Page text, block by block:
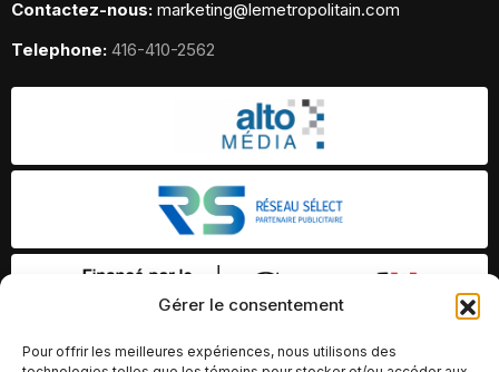
Gérer le consentement
Pour offrir les meilleures expériences, nous utilisons des
Contactez-nous: marketing@lemetropolitain.com
Telephone: 416-410-2562